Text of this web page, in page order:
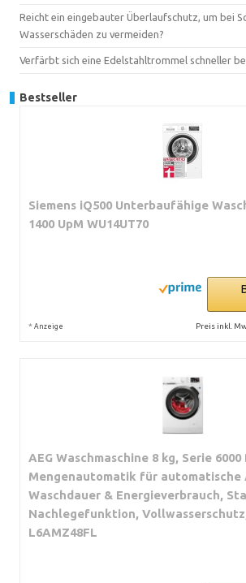
Reicht ein eingebauter Überlaufschutz, um bei
Wasserschäden zu vermeiden?
Verfärbt sich eine Edelstahltrommel schneller
Bestseller
Siemens iQ500 Unterbaufähige
1400 UpM WU14UT70
* Anzeige Preis inkl.
AEG Waschmaschine 8 kg, Serie 6000
Mengenautomatik für automatische
Waschdauer & Energieverbrauch,
Nachlegefunktion, Vollwasserschutz,
L6AMZ48FL